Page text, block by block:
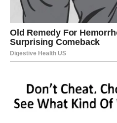
Pred vama je izuzetno
vaše želje postati stvarnost.
značajno poboljšati, poslovni
zadovoljstvo, a ljubavni život
Budite otvoreni za nove
ne dozvolite da vas prošla